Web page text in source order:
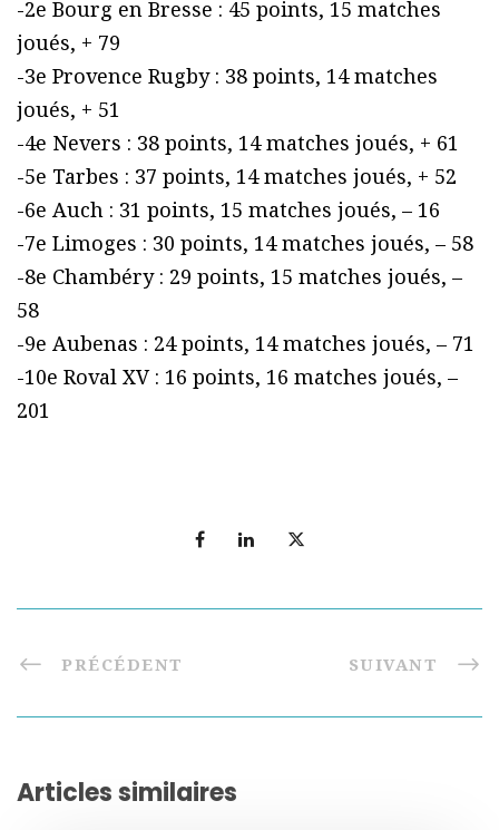
-2e Bourg en Bresse : 45 points, 15 matches
joués, + 79
-3e Provence Rugby : 38 points, 14 matches
joués, + 51
-4e Nevers : 38 points, 14 matches joués, + 61
-5e Tarbes : 37 points, 14 matches joués, + 52
-6e Auch : 31 points, 15 matches joués, – 16
-7e Limoges : 30 points, 14 matches joués, – 58
-8e Chambéry : 29 points, 15 matches joués, –
58
-9e Aubenas : 24 points, 14 matches joués, – 71
-10e Roval XV : 16 points, 16 matches joués, –
201
PRÉCÉDENT SUIVANT
Articles similaires